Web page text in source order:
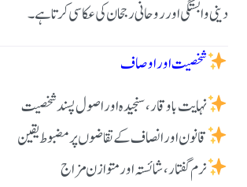
دینی وابستگی اور روحانی رجحان کی عکاسی کرتا ہے۔
شخصیت اور اوصاف
نہایت باوقار، سنجیدہ اور اصول پسند شخصیت
قانون اور انصاف کے تقاضوں پر مضبوط یقین
نرم گفتار، شائستہ اور متوازن مزاج